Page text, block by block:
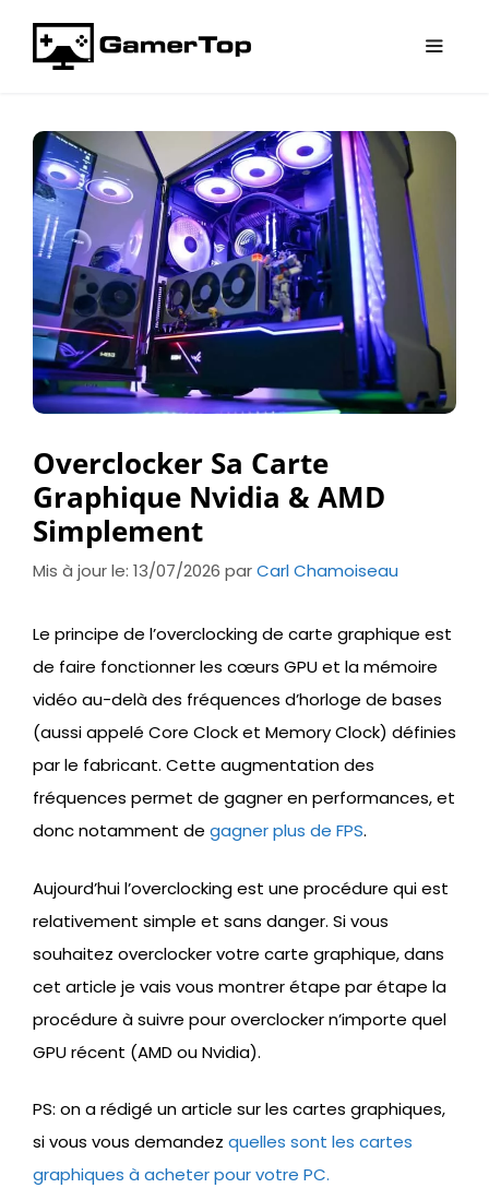
Overclocker Sa Carte
Graphique Nvidia & AMD
Simplement
Mis à jour le: 13/07/2026 parCarl Chamoiseau
Le principe de l’overclocking de carte graphique est
de faire fonctionner les cœurs GPU et la mémoire
vidéo au-delà des fréquences d’horloge de bases
(aussi appelé Core Clock et Memory Clock) définies
par le fabricant. Cette augmentation des
fréquences permet de gagner en performances, et
donc notamment de gagner plus de FPS.
Aujourd’hui l’overclocking est une procédure qui est
relativement simple et sans danger. Si vous
souhaitez overclocker votre carte graphique, dans
cet article je vais vous montrer étape par étape la
procédure à suivre pour overclocker n’importe quel
GPU récent (AMD ou Nvidia).
PS: on a rédigé un article sur les cartes graphiques,
si vous vous demandez quelles sont les cartes
graphiques à acheter pour votre PC.